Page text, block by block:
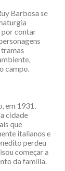
Barbosa se
por contar
campo.
em 1931,
cidade
que
italianos e
perdeu
começar a
da família.